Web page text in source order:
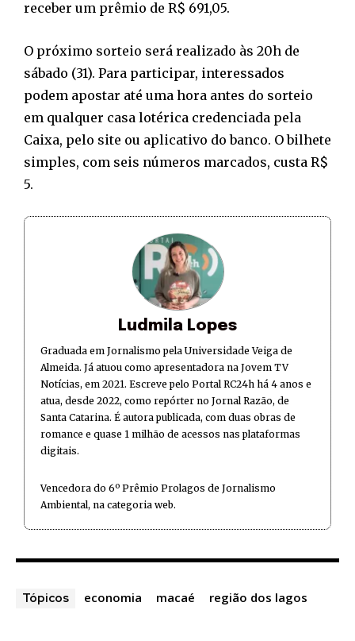
receber um prêmio de R$ 691,05.
O próximo sorteio será realizado às 20h de
sábado (31). Para participar, interessados
podem apostar até uma hora antes do sorteio
em qualquer casa lotérica credenciada pela
Caixa, pelo site ou aplicativo do banco. O bilhete
simples, com seis números marcados, custa R$
5.
Ludmila Lopes
Graduada em Jornalismo pela Universidade Veiga de
Almeida. Já atuou como apresentadora na Jovem TV
Notícias, em 2021. Escreve pelo Portal RC24h há 4 anos e
atua, desde 2022, como repórter no Jornal Razão, de
Santa Catarina. É autora publicada, com duas obras de
romance e quase 1 milhão de acessos nas plataformas
digitais.
Vencedora do 6º Prêmio Prolagos de Jornalismo
Ambiental, na categoria web.
Tópicos economia macaé região dos lagos